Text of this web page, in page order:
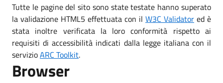
Tutte le pagine del sito sono state testate hanno superato
la validazione HTML5 effettuata con il W3C Validator ed è
stata inoltre verificata la loro conformità rispetto ai
requisiti di accessibilità indicati dalla legge italiana con il
servizioARC Toolkit.
Browser